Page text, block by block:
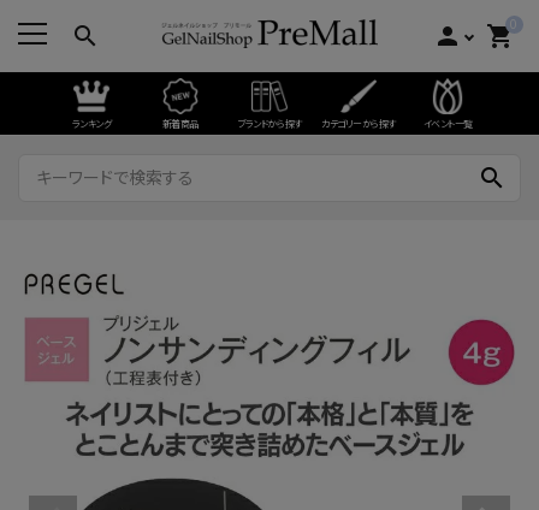
search person 0
shopping_cart
ランキング 新着商品 ブランドから探す カテゴリーから探す イベント一覧
search